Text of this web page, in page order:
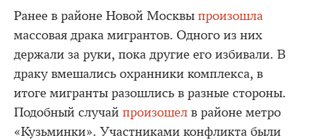
Ранее в районе Новой Москвы произошла
массовая драка мигрантов. Одного из них
держали за руки, пока другие его избивали. В
драку вмешались охранники комплекса, в
итоге мигранты разошлись в разные стороны.
Подобный случай произошел в районе метро
«Кузьминки». Участниками конфликта были